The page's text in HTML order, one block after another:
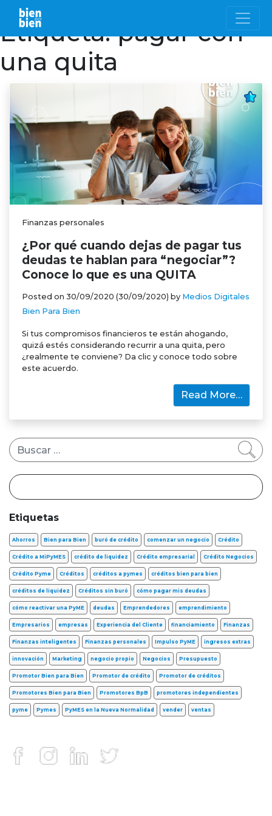
Etiqueta:pagar con
una quita
Finanzas personales
¿Por qué cuando dejas de pagar tus
deudas te hablan para “negociar”?
Conoce lo que es una QUITA
Posted on 30/09/2020 (30/09/2020) by Medios Digitales
Bien Para Bien
Si tus compromisos financieros te están ahogando,
quizá estés considerando recurrir a una quita, pero
¿realmente te conviene? Da clic y conoce todo sobre
este acuerdo.
Read More…
Buscar
Etiquetas
Ahorros Bien para Bien buró de crédito comenzar un negocio Crédito
Crédito a MiPyMES crédito de liquidez Crédito empresarial Crédito Negocios
Crédito Pyme Créditos créditos a pymes créditos bien para bien
créditos de liquidez Créditos sin buró cómo pagar mis deudas
cómo reactivar una PyME deudas Emprendedores emprendimiento
Empresarios empresas Experiencia del Cliente financiamiento Finanzas
Finanzas inteligentes Finanzas personales Impulso PyME ingresos extras
innovación Marketing negocio propio Negocios Presupuesto
Promotor Bien para Bien Promotor de crédito Promotor de créditos
Promotores Bien para Bien Promotores BpB promotores independientes
pyme Pymes PyMES en la Nueva Normalidad vender ventas